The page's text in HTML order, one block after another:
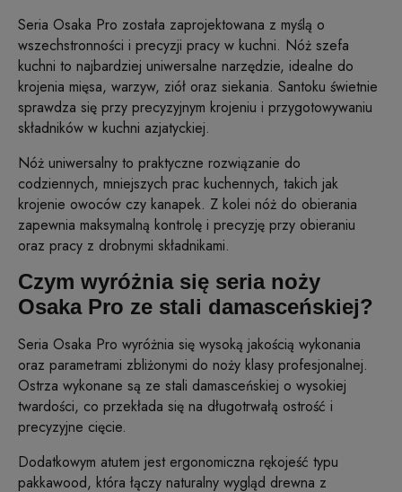
Seria Osaka Pro została zaprojektowana z myślą o
wszechstronności i precyzji pracy w kuchni. Nóż szefa
kuchni to najbardziej uniwersalne narzędzie, idealne do
krojenia mięsa, warzyw, ziół oraz siekania. Santoku świetnie
sprawdza się przy precyzyjnym krojeniu i przygotowywaniu
składników w kuchni azjatyckiej.
Nóż uniwersalny to praktyczne rozwiązanie do
codziennych, mniejszych prac kuchennych, takich jak
krojenie owoców czy kanapek. Z kolei nóż do obierania
zapewnia maksymalną kontrolę i precyzję przy obieraniu
oraz pracy z drobnymi składnikami.
Czym wyróżnia się seria noży
Osaka Pro ze stali damasceńskiej?
Seria Osaka Pro wyróżnia się wysoką jakością wykonania
oraz parametrami zbliżonymi do noży klasy profesjonalnej.
Ostrza wykonane są ze stali damasceńskiej o wysokiej
twardości, co przekłada się na długotrwałą ostrość i
precyzyjne cięcie.
Dodatkowym atutem jest ergonomiczna rękojeść typu
pakkawood, która łączy naturalny wygląd drewna z